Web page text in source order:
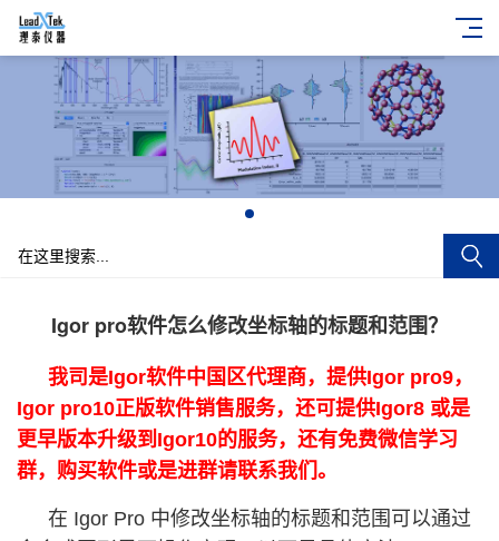
Igor pro软件怎么修改坐标轴的标题和范围？
我司是Igor软件中国区代理商，提供Igor pro9，
Igor pro10正版软件销售服务，还可提供Igor8 或是
更早版本升级到Igor10的服务，还有免费微信学习
群，购买软件或是进群请联系我们。
在 Igor Pro 中修改坐标轴的标题和范围可以通过